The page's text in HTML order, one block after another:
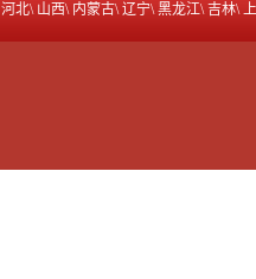
河北\ 山西\ 内蒙古\辽宁\黑龙江\吉林\